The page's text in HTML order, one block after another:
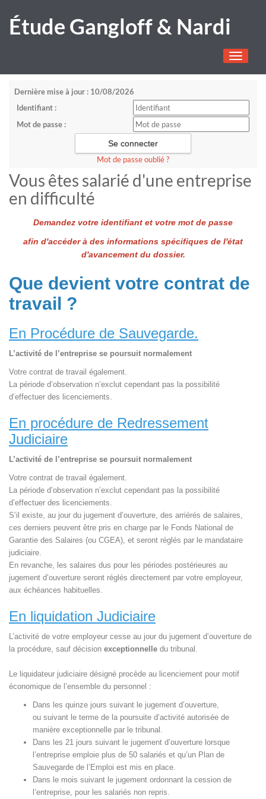
Étude Gangloff & Nardi
Toggle
Dernière mise à jour : 10/08/2026
Identifiant :
Mot de passe :
Mot de passe oublié ?
Vous êtes salarié d'une entreprise
en difficulté
Demandez votre identifiant et votre mot de passe
afin d'accéder à des informations spécifiques de l'état
d'avancement du dossier.
Que devient votre contrat de
travail ?
En Procédure de Sauvegarde.
L’activité de l’entreprise se poursuit normalement
Votre contrat de travail également.
La période d’observation n’exclut cependant pas la possibilité
d’effectuer des licenciements.
En procédure de Redressement
Judiciaire
L’activité de l’entreprise se poursuit normalement
Votre contrat de travail également.
La période d’observation n’exclut cependant pas la possibilité
d’effectuer des licenciements.
S’il existe, au jour du jugement d’ouverture, des arriérés de salaires,
ces derniers peuvent être pris en charge par le Fonds National de
Garantie des Salaires (ou CGEA), et seront réglés par le mandataire
judiciaire.
En revanche, les salaires dus pour les périodes postérieures au
jugement d’ouverture seront réglés directement par votre employeur,
aux échéances habituelles.
En liquidation Judiciaire
L’activité de votre employeur cesse au jour du jugement d’ouverture de
la procédure, sauf décision exceptionnelle du tribunal.
Le liquidateur judiciaire désigné procède au licenciement pour motif
économique de l’ensemble du personnel :
Dans les quinze jours suivant le jugement d’ouverture,
ou suivant le terme de la poursuite d’activité autorisée de
manière exceptionnelle par le tribunal.
Dans les 21 jours suivant le jugement d’ouverture lorsque
l’entreprise emploie plus de 50 salariés et qu’un Plan de
Sauvegarde de l’Emploi est mis en place.
Dans le mois suivant le jugement ordonnant la cession de
l’entreprise, pour les salariés non repris.